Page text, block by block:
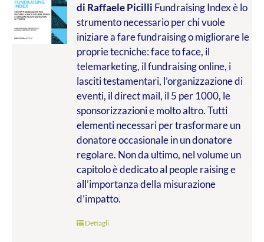
prezzo:
da
€9.99
a
€20.00
di Raffaele Picilli Fundraising Index è lo
strumento necessario per chi vuole
iniziare a fare fundraising o migliorare le
proprie tecniche: face to face, il
telemarketing, il fundraising online, i
lasciti testamentari, l’organizzazione di
eventi, il direct mail, il 5 per 1000, le
sponsorizzazioni e molto altro. Tutti
elementi necessari per trasformare un
donatore occasionale in un donatore
regolare. Non da ultimo, nel volume un
capitolo è dedicato al people raising e
all’importanza della misurazione
d’impatto.
Dettagli